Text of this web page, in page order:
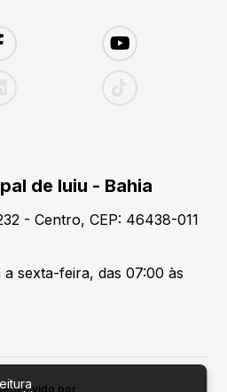
de Iuiu - Bahia
- Centro, CEP: 46438-011
sexta-feira, das 07:00 às
por